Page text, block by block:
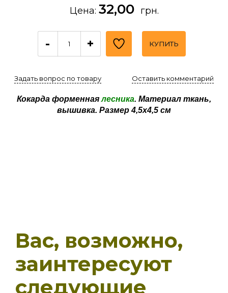
Цена: 32,00 грн.
- + КУПИТЬ
Задать вопрос по товару Оставить комментарий
Кокарда форменнаялесника. Материал ткань,
вышивка. Размер 4,5х4,5 см
Вас, возможно,
заинтересуют
следующие